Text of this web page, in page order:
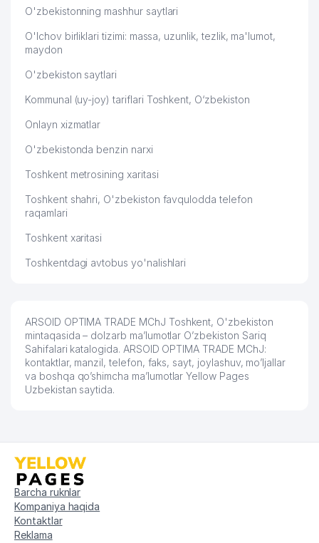
O'zbekistonning mashhur saytlari
O'lchov birliklari tizimi: massa, uzunlik, tezlik, ma'lumot,
maydon
O'zbekiston saytlari
Kommunal (uy-joy) tariflari Toshkent, O‘zbekiston
Onlayn xizmatlar
O'zbekistonda benzin narxi
Toshkent metrosining xaritasi
Toshkent shahri, O'zbekiston favqulodda telefon
raqamlari
Toshkent xaritasi
Toshkentdagi avtobus yo'nalishlari
ARSOID OPTIMA TRADE MChJ Toshkent, O'zbekiston
mintaqasida – dolzarb ma’lumotlar O’zbekiston Sariq
Sahifalari katalogida. ARSOID OPTIMA TRADE MChJ:
kontaktlar, manzil, telefon, faks, sayt, joylashuv, mo’ljallar
va boshqa qo’shimcha ma’lumotlar Yellow Pages
Uzbekistan saytida.
Barcha ruknlar
Kompaniya haqida
Kontaktlar
Reklama